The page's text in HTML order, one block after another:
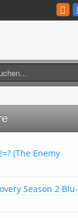
(The Enemy
Season 2 Blu-